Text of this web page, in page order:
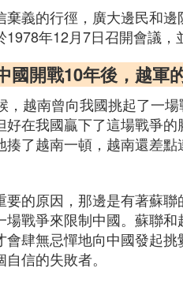
義的行徑，廣大邊民和
年12月7日召開會議，
開戰10年後，越軍
，越南曾向我國挑起了一
好在我國贏下了這場戰爭
了越南一頓，越南還差
的原因，那邊是有著蘇
場戰爭來限制中國。蘇聯
肆無忌憚地向中國發起
信的失敗者。